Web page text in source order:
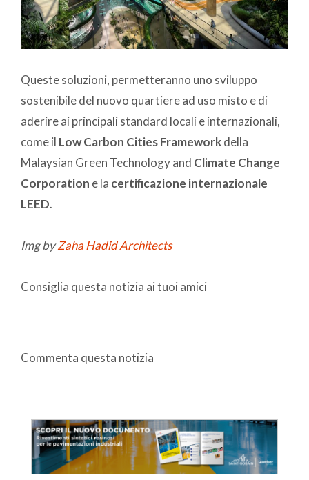
Queste soluzioni, permetteranno uno sviluppo
sostenibile del nuovo quartiere ad uso misto e di
aderire ai principali standard locali e internazionali,
come il Low Carbon Cities Frameworkdella
Malaysian Green Technology and Climate Change
Corporation e la certificazione internazionale
LEED.
Img byZaha Hadid Architects
Consiglia questa notizia ai tuoi amici
Commenta questa notizia